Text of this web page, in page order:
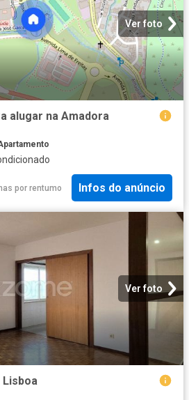
Ver foto
alugar na Amadora
por rentumo Infos do anúncio
Ver foto